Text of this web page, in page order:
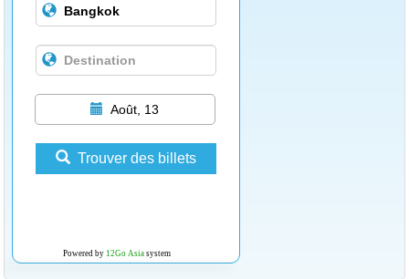
Août, 13
Trouver des billets
Powered by 12Go Asiasystem